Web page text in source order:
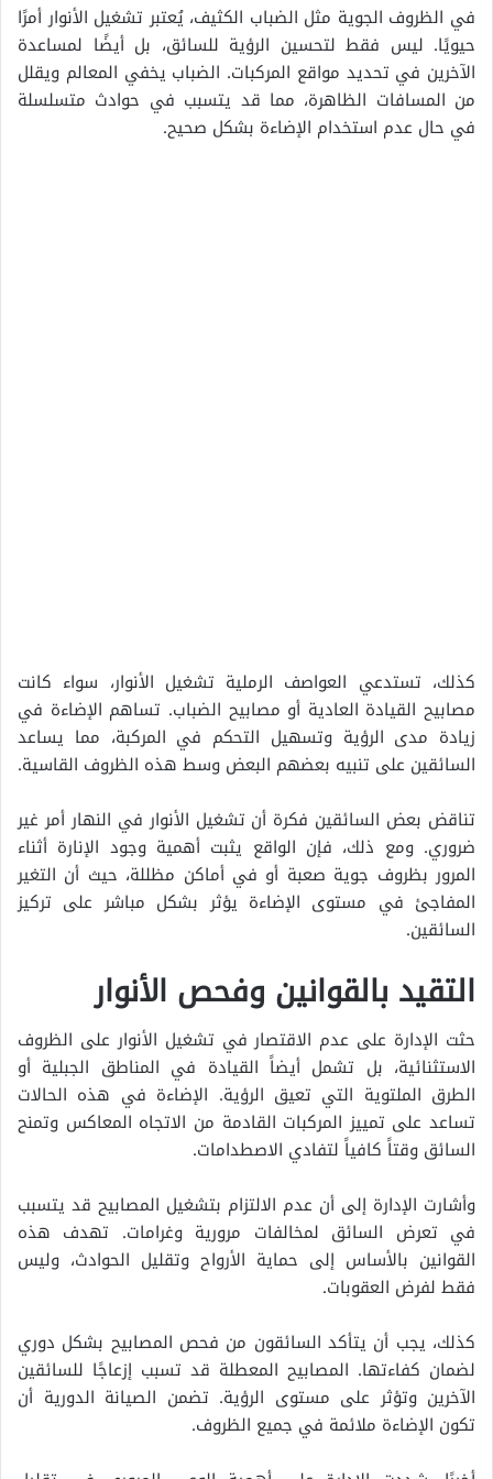
في الظروف الجوية مثل الضباب الكثيف، يُعتبر تشغيل الأنوار أمرًا
حيويًا. ليس فقط لتحسين الرؤية للسائق، بل أيضًا لمساعدة
الآخرين في تحديد مواقع المركبات. الضباب يخفي المعالم ويقلل
من المسافات الظاهرة، مما قد يتسبب في حوادث متسلسلة
في حال عدم استخدام الإضاءة بشكل صحيح.
كذلك، تستدعي العواصف الرملية تشغيل الأنوار، سواء كانت
مصابيح القيادة العادية أو مصابيح الضباب. تساهم الإضاءة في
زيادة مدى الرؤية وتسهيل التحكم في المركبة، مما يساعد
السائقين على تنبيه بعضهم البعض وسط هذه الظروف القاسية.
تناقض بعض السائقين فكرة أن تشغيل الأنوار في النهار أمر غير
ضروري. ومع ذلك، فإن الواقع يثبت أهمية وجود الإنارة أثناء
المرور بظروف جوية صعبة أو في أماكن مظللة، حيث أن التغير
المفاجئ في مستوى الإضاءة يؤثر بشكل مباشر على تركيز
السائقين.
التقيد بالقوانين وفحص الأنوار
حثت الإدارة على عدم الاقتصار في تشغيل الأنوار على الظروف
الاستثنائية، بل تشمل أيضاً القيادة في المناطق الجبلية أو
الطرق الملتوية التي تعيق الرؤية. الإضاءة في هذه الحالات
تساعد على تمييز المركبات القادمة من الاتجاه المعاكس وتمنح
السائق وقتاً كافياً لتفادي الاصطدامات.
وأشارت الإدارة إلى أن عدم الالتزام بتشغيل المصابيح قد يتسبب
في تعرض السائق لمخالفات مرورية وغرامات. تهدف هذه
القوانين بالأساس إلى حماية الأرواح وتقليل الحوادث، وليس
فقط لفرض العقوبات.
كذلك، يجب أن يتأكد السائقون من فحص المصابيح بشكل دوري
لضمان كفاءتها. المصابيح المعطلة قد تسبب إزعاجًا للسائقين
الآخرين وتؤثر على مستوى الرؤية. تضمن الصيانة الدورية أن
تكون الإضاءة ملائمة في جميع الظروف.